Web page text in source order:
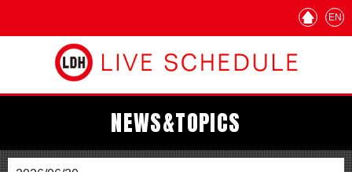
EN
NEWS&TOPICS